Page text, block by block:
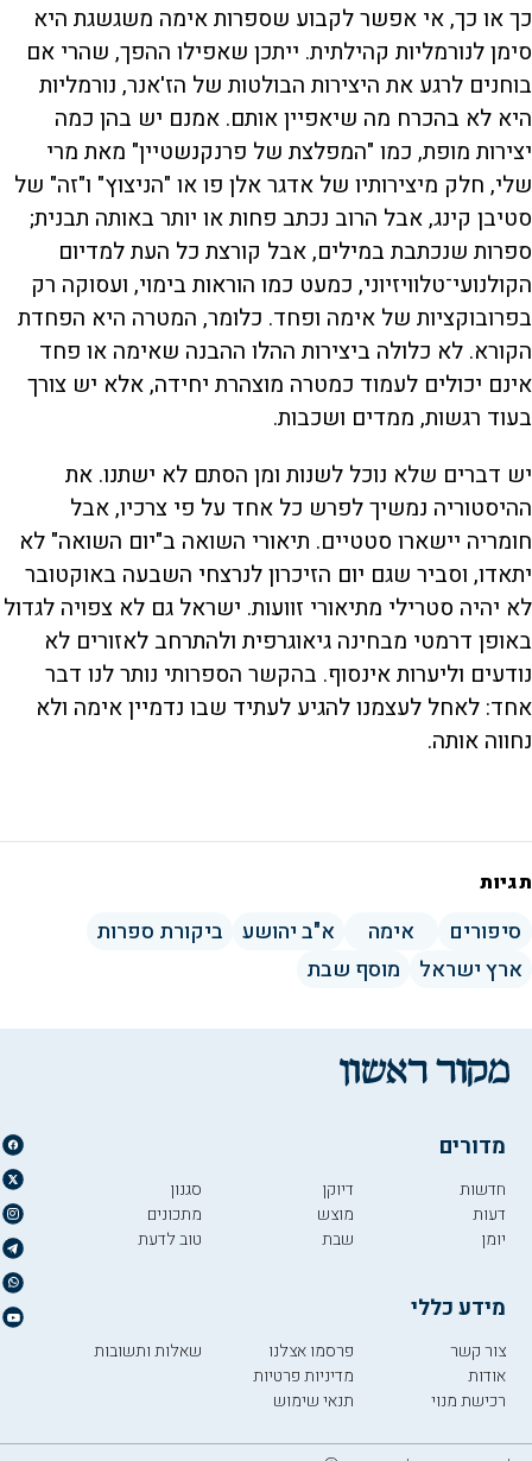
כך או כך, אי אפשר לקבוע שספרות אימה משגשגת היא
סימן לנורמליות קהילתית. ייתכן שאפילו ההפך, שהרי אם
בוחנים לרגע את היצירות הבולטות של הז'אנר, נורמליות
היא לא בהכרח מה שיאפיין אותם. אמנם יש בהן כמה
יצירות מופת, כמו "המפלצת של פרנקנשטיין" מאת מרי
שלי, חלק מיצירותיו של אדגר אלן פו או "הניצוץ" ו"זה" של
סטיבן קינג, אבל הרוב נכתב פחות או יותר באותה תבנית;
ספרות שנכתבת במילים, אבל קורצת כל העת למדיום
הקולנועי־טלוויזיוני, כמעט כמו הוראות בימוי, ועסוקה רק
בפרובוקציות של אימה ופחד. כלומר, המטרה היא הפחדת
הקורא. לא כלולה ביצירות ההלו ההבנה שאימה או פחד
אינם יכולים לעמוד כמטרה מוצהרת יחידה, אלא יש צורך
בעוד רגשות, ממדים ושכבות.
יש דברים שלא נוכל לשנות ומן הסתם לא ישתנו. את
ההיסטוריה נמשיך לפרש כל אחד על פי צרכיו, אבל
חומריה יישארו סטטיים. תיאורי השואה ב"יום השואה" לא
יתאדו, וסביר שגם יום הזיכרון לנרצחי השבעה באוקטובר
לא יהיה סטרילי מתיאורי זוועות. ישראל גם לא צפויה לגדול
באופן דרמטי מבחינה גיאוגרפית ולהתרחב לאזורים לא
נודעים וליערות אינסוף. בהקשר הספרותי נותר לנו דבר
אחד: לאחל לעצמנו להגיע לעתיד שבו נדמיין אימה ולא
נחווה אותה.
תגיות
סיפורים אימה א"ב יהושע
ביקורת ספרות
ארץ ישראל
מוסף שבת
מדורים
חדשות
דעות
יומן
דיוקן
מוצש
שבת
סגנון
מתכונים
טוב לדעת
מידע כללי
צור קשר
אודות
רכישת מנוי
פרסמו אצלנו
מדיניות פרטיות
תנאי שימוש
שאלות ותשובות